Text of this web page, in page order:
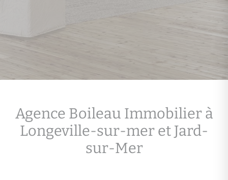
Agence Boileau Immobilier à
Longeville-sur-mer et Jard-
sur-Mer